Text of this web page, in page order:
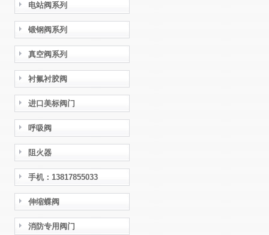
电站阀系列
锻钢阀系列
真空阀系列
衬氟衬胶阀
进口美标阀门
呼吸阀
阻火器
手机：13817855033
伸缩蝶阀
消防专用阀门